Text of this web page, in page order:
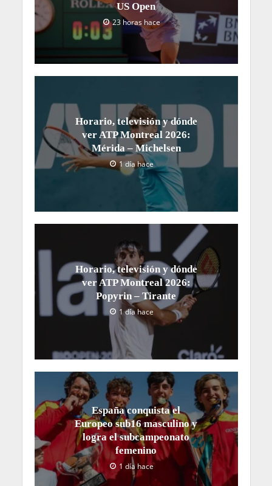
US Open
23 horas hace
Horario, televisión y dónde
ver ATP Montreal 2026:
Mérida – Michelsen
1 día hace
Horario, televisión y dónde
ver ATP Montreal 2026:
Popyrin – Tirante
1 día hace
España conquista el
Europeo sub16 masculino y
logra el subcampeonato
femenino
1 día hace